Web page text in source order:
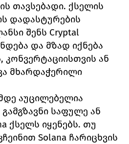
თავსებადი. ქსელის
დადასტურების
შენს Cryptal
და მზად იქნება
კონვერტაციისთვის ან
მხარდაჭერილი
აუცილებელია
საფულე ან
ქსელს იყენებს. თუ
Solana ჩარიცხვის